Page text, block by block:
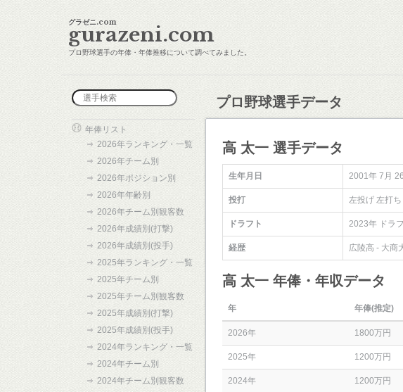
グラゼニ.com
gurazeni.com
プロ野球選手の年俸・年俸推移について調べてみました。
年俸リスト
2026年ランキング・一覧
2026年チーム別
2026年ポジション別
2026年年齢別
2026年チーム別観客数
2026年成績別(打撃)
2026年成績別(投手)
2025年ランキング・一覧
2025年チーム別
2025年チーム別観客数
2025年成績別(打撃)
2025年成績別(投手)
2024年ランキング・一覧
2024年チーム別
2024年チーム別観客数
プロ野球選手データ
高 太一 選手データ
生年月日 2001年 7月
投打 左投げ 左打ち
ドラフト 2023年 ドラ
経歴 広陵高 - 大商
高 太一 年俸・年収データ
年 年俸(推定)
2026年 1800万円
2025年 1200万円
2024年 1200万円